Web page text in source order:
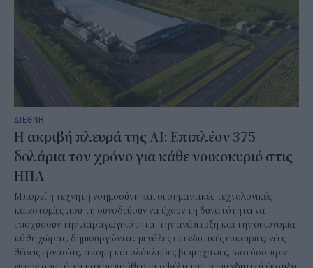
ΔΙΕΘΝΗ
Η ακριβή πλευρά της AI: Επιπλέον 375
δολάρια τον χρόνο για κάθε νοικοκυριό στις
ΗΠΑ
Μπορεί η τεχνητή νοημοσύνη και οι σημαντικές τεχνολογικές
καινοτομίες που τη συνοδεύουν να έχουν τη δυνατότητα να
ενισχύσουν την παραγωγικότητα, την ανάπτυξη και την οικονομία
κάθε χώρας, δημιουργώντας μεγάλες επενδυτικές ευκαιρίες, νέες
θέσεις εργασίας, ακόμη και ολόκληρες βιομηχανίες, ωστόσο πριν